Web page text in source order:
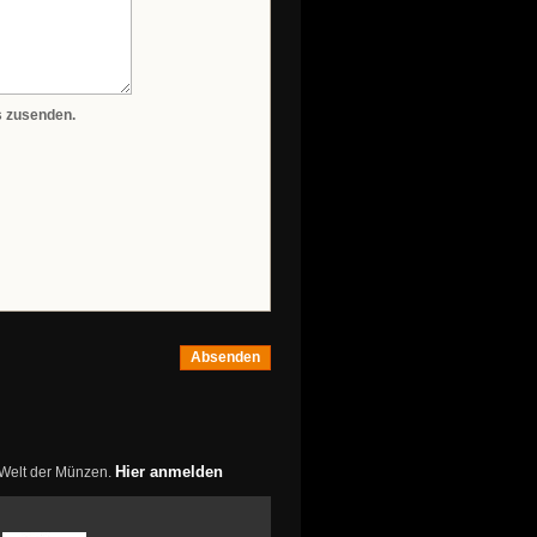
zusenden.
Absenden
der Münzen. Hier anmelden